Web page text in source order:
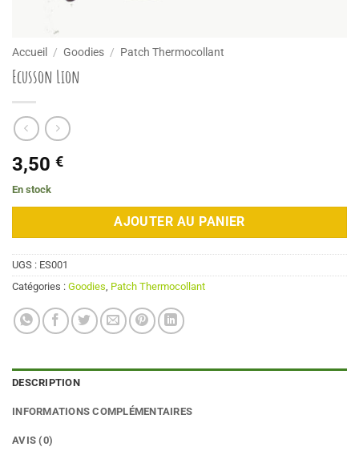
Accueil / Goodies / Patch Thermocollant
Ecusson Lion
3,50 €
En stock
AJOUTER AU PANIER
UGS : ES001
Catégories : Goodies, Patch Thermocollant
DESCRIPTION
INFORMATIONS COMPLÉMENTAIRES
AVIS (0)